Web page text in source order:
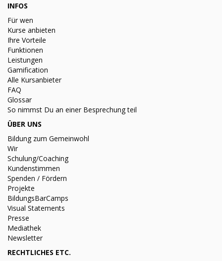
INFOS
Für wen
Kurse anbieten
Ihre Vorteile
Funktionen
Leistungen
Gamification
Alle Kursanbieter
FAQ
Glossar
So nimmst Du an einer Besprechung teil
ÜBER UNS
Bildung zum Gemeinwohl
Wir
Schulung/Coaching
Kundenstimmen
Spenden / Fördern
Projekte
BildungsBarCamps
Visual Statements
Presse
Mediathek
Newsletter
RECHTLICHES ETC.